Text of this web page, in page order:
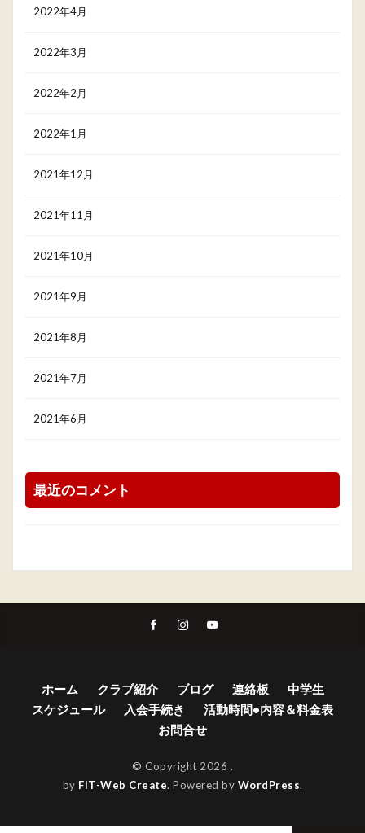
2022年4月
2022年3月
2022年2月
2022年1月
2021年12月
2021年11月
2021年10月
2021年9月
2021年8月
2021年7月
2021年6月
最近のコメント
ホーム クラブ紹介 ブログ 連絡板
中学生
スケジュール
入会手続き
活動時間•内容＆料金表
お問合せ
© Copyright 2026 .
by FIT-Web Create. Powered by WordPress.